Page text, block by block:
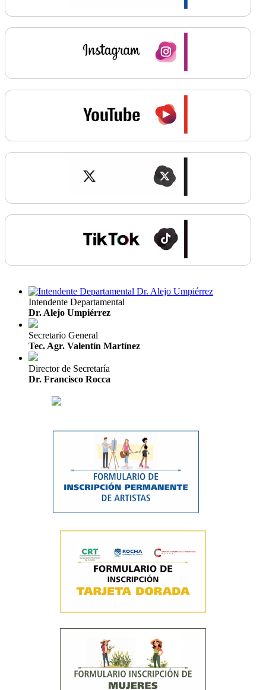
Intendente Departamental
Dr. Alejo Umpiérrez
Secretario General
Tec. Agr. Valentín Martínez
Director de Secretaría
Dr. Francisco Rocca